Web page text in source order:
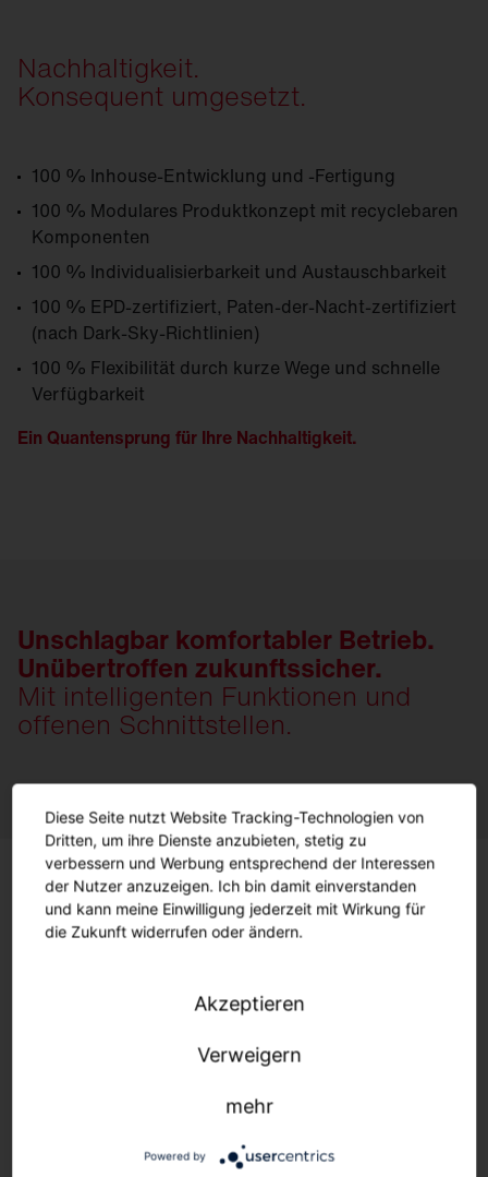
Nachhaltigkeit.
Konsequent umgesetzt.
100 % Inhouse-Entwicklung und -Fertigung
100 % Modulares Produktkonzept mit recyclebaren
Komponenten
100 % Individualisierbarkeit und Austauschbarkeit
100 % EPD-zertifiziert, Paten-der-Nacht-zertifiziert
(nach Dark-Sky-Richtlinien)
100 % Flexibilität durch kurze Wege und schnelle
Verfügbarkeit
Ein Quantensprung für Ihre Nachhaltigkeit.
Unschlagbar komfortabler Betrieb.
Unübertroffen zukunftssicher.
Mit intelligenten Funktionen und
offenen Schnittstellen.
Diese Seite nutzt Website Tracking-Technologien von
Dritten, um ihre Dienste anzubieten, stetig zu
verbessern und Werbung entsprechend der Interessen
der Nutzer anzuzeigen. Ich bin damit einverstanden
und kann meine Einwilligung jederzeit mit Wirkung für
die Zukunft widerrufen oder ändern.
Akzeptieren
Verweigern
mehr
Powered by